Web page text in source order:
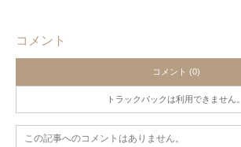
コメント
コメント (0)
トラックバックは利用できません。
この記事へのコメントはありません。